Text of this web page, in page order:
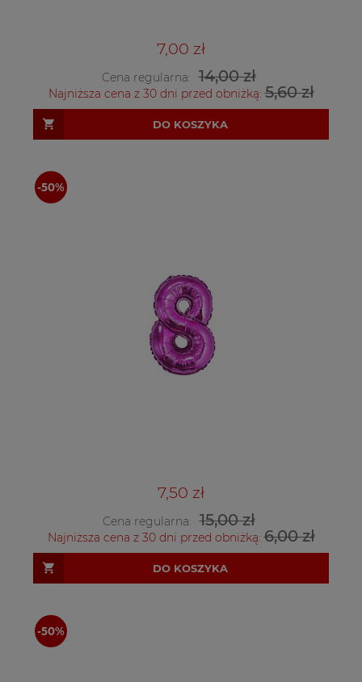
7,00 zł
Cena regularna: 14,00 zł
Najniższa cena z 30 dni przed obniżką:5,60 zł
DO KOSZYKA
7,50 zł
Cena regularna: 15,00 zł
Najniższa cena z 30 dni przed obniżką:6,00 zł
DO KOSZYKA